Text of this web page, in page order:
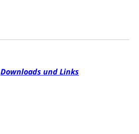
Downloads und Links